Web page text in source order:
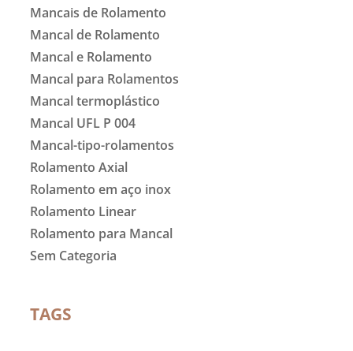
Mancais de Rolamento
Mancal de Rolamento
Mancal e Rolamento
Mancal para Rolamentos
Mancal termoplástico
Mancal UFL P 004
Mancal-tipo-rolamentos
Rolamento Axial
Rolamento em aço inox
Rolamento Linear
Rolamento para Mancal
Sem Categoria
TAGS